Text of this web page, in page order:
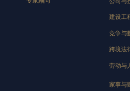
跨境法
建设工
竞争与
劳动与
家事与